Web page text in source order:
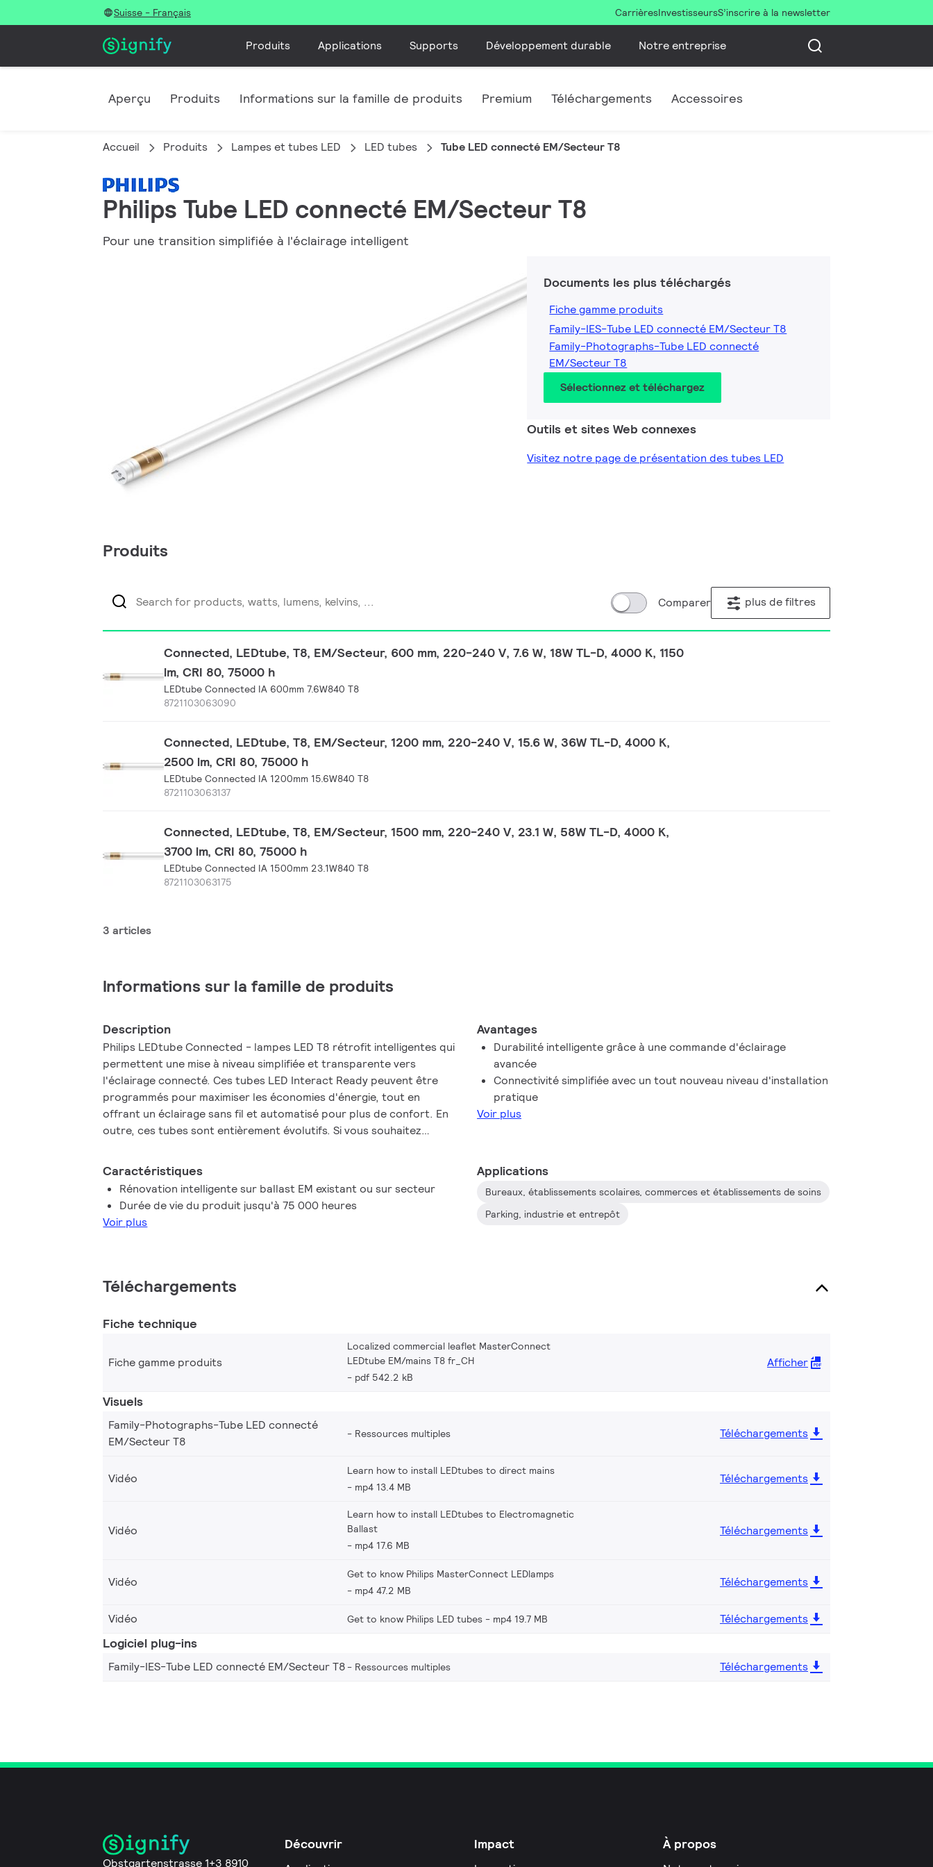
Suisse - Français CarrièresInvestisseursS’inscrire à la newsletter
Produits Applications Supports Développement durable Notre entreprise
Aperçu Produits Informations sur la famille de produits Premium Téléchargements Accessoires
Accueil Produits Lampes et tubes LED LED tubes Tube LED connecté EM/Secteur T8
Philips Tube LED connecté EM/Secteur T8
Pour une transition simplifiée à l'éclairage intelligent
Documents les plus téléchargés
Fiche gamme produits
Family-IES-Tube LED connecté EM/Secteur T8
Family-Photographs-Tube LED connecté
EM/Secteur T8
Sélectionnez et téléchargez
Outils et sites Web connexes
Visitez notre page de présentation des tubes LED
Produits
Comparer plus de filtres
Connected, LEDtube, T8, EM/Secteur, 600 mm, 220-240 V, 7.6 W, 18W TL-D, 4000 K, 1150
lm, CRI 80, 75000 h
LEDtube Connected IA 600mm 7.6W840 T8
8721103063090
Connected, LEDtube, T8, EM/Secteur, 1200 mm, 220-240 V, 15.6 W, 36W TL-D, 4000 K,
2500 lm, CRI 80, 75000 h
LEDtube Connected IA 1200mm 15.6W840 T8
8721103063137
Connected, LEDtube, T8, EM/Secteur, 1500 mm, 220-240 V, 23.1 W, 58W TL-D, 4000 K,
3700 lm, CRI 80, 75000 h
LEDtube Connected IA 1500mm 23.1W840 T8
8721103063175
3 articles
Informations sur la famille de produits
Description
Philips LEDtube Connected - lampes LED T8 rétrofit intelligentes qui
permettent une mise à niveau simplifiée et transparente vers
l'éclairage connecté. Ces tubes LED Interact Ready peuvent être
programmés pour maximiser les économies d'énergie, tout en
offrant un éclairage sans fil et automatisé pour plus de confort. En
outre, ces tubes sont entièrement évolutifs. Si vous souhaitez
de gestion, par exemple), il vous suffit de conserver vos lampes
actuelles et d’ajouter une passerelle pour accéder à tous les
avantages d’un système basé sur le cloud. Il n'y a pas de meilleur
moyen pour faire passer vos solutions d'éclairage au niveau
supérieur.
Avantages
Durabilité intelligente grâce à une commande d'éclairage
avancée
Connectivité simplifiée avec un tout nouveau niveau d'installation
pratique
Voir plus
Caractéristiques
Rénovation intelligente sur ballast EM existant ou sur secteur
Durée de vie du produit jusqu'à 75 000 heures
Voir plus
Applications
Bureaux, établissements scolaires, commerces et établissements de soins
Parking, industrie et entrepôt
Téléchargements
Fiche technique
Fiche gamme produits
Localized commercial leaflet MasterConnect
LEDtube EM/mains T8 fr_CH
pdf 542.2 kB
Afficher
Visuels
Family-Photographs-Tube LED connecté
EM/Secteur T8
Ressources multiples Téléchargements
Vidéo
Learn how to install LEDtubes to direct mains
mp4 13.4 MB
Téléchargements
Vidéo
Learn how to install LEDtubes to Electromagnetic
Ballast
mp4 17.6 MB
Téléchargements
Vidéo
Get to know Philips MasterConnect LEDlamps
mp4 47.2 MB
Téléchargements
Vidéo Get to know Philips LED tubes mp4 19.7 MB Téléchargements
Logiciel plug-ins
Family-IES-Tube LED connecté EM/Secteur T8 Ressources multiples Téléchargements
Obstgartenstrasse 1+3 8910
Découvrir Impact À propos